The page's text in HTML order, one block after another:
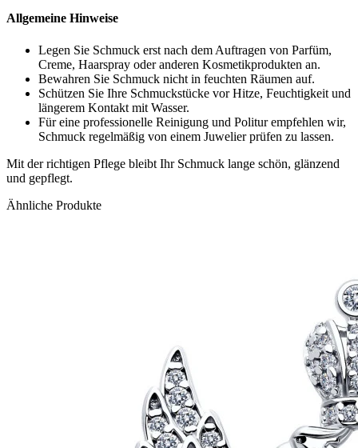
Allgemeine Hinweise
Legen Sie Schmuck erst nach dem Auftragen von Parfüm,
Creme, Haarspray oder anderen Kosmetikprodukten an.
Bewahren Sie Schmuck nicht in feuchten Räumen auf.
Schützen Sie Ihre Schmuckstücke vor Hitze, Feuchtigkeit und
längerem Kontakt mit Wasser.
Für eine professionelle Reinigung und Politur empfehlen wir,
Schmuck regelmäßig von einem Juwelier prüfen zu lassen.
Mit der richtigen Pflege bleibt Ihr Schmuck lange schön, glänzend
und gepflegt.
Ähnliche Produkte